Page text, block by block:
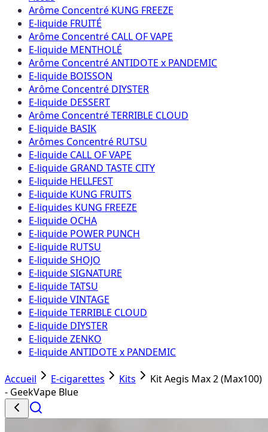
Arôme Concentré KUNG FREEZE
E-liquide FRUITÉ
Arôme Concentré CALL OF VAPE
E-liquide MENTHOLÉ
Arôme Concentré ANTIDOTE x PANDEMIC
E-liquide BOISSON
Arôme Concentré DIYSTER
E-liquide DESSERT
Arôme Concentré TERRIBLE CLOUD
E-liquide BASIK
Arômes Concentré RUTSU
E-liquide CALL OF VAPE
E-liquide GRAND TASTE CITY
E-liquide HELLFEST
E-liquide KUNG FRUITS
E-liquides KUNG FREEZE
E-liquide OCHA
E-liquide POWER PUNCH
E-liquide RUTSU
E-liquide SHOJO
E-liquide SIGNATURE
E-liquide TATSU
E-liquide VINTAGE
E-liquide TERRIBLE CLOUD
E-liquide DIYSTER
E-liquide ZENKO
E-liquide ANTIDOTE x PANDEMIC
Accueil E-cigarettes Kits
Kit Aegis Max 2 (Max100)
- GeekVape Blue